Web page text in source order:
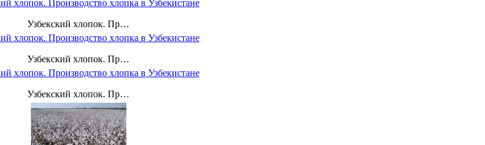
Узбекский хлопок. Производство хлопка в Узбекистане
Узбекский хлопок. Производство хлопка в Узбекистане
Узбекский хлопок. Производство хлопка в Узбекистане